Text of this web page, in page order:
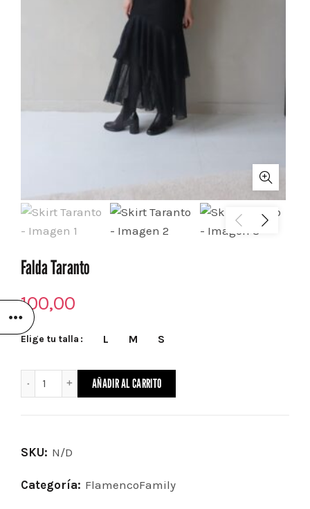
Falda Taranto
100,00
Elige tu talla L M S
Falda Taranto cantidad
AÑADIR AL CARRITO
SKU: N/D
Categoría: FlamencoFamily